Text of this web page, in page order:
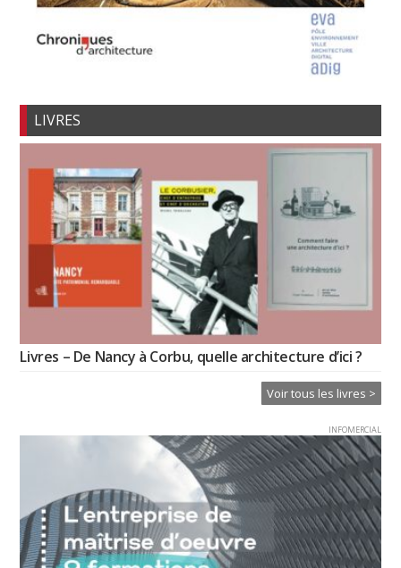
LIVRES
Livres – De Nancy à Corbu, quelle architecture d’ici ?
Voir tous les livres >
INFOMERCIAL